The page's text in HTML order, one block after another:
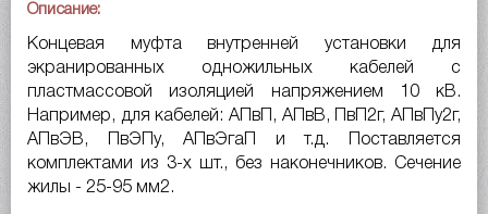
Описание:
Концевая муфта внутренней установки для
экранированных одножильных кабелей с
пластмассовой изоляцией напряжением 10 кВ.
Например, для кабелей: АПвП, АПвВ, ПвП2г, АПвПу2г,
АПвЭВ, ПвЭПу, АПвЭгаП и т.д. Поставляется
комплектами из 3-х шт., без наконечников. Сечение
жилы - 25-95 мм2 .